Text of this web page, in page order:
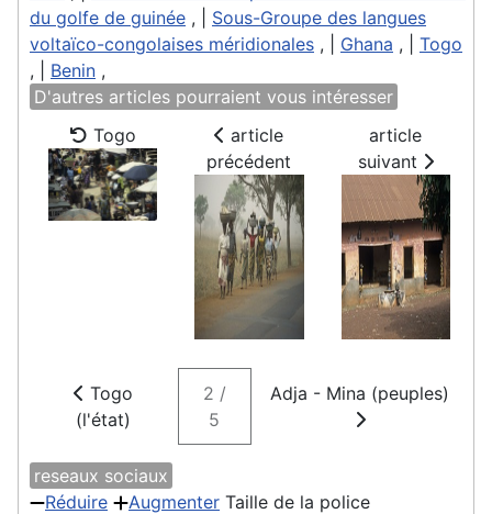
du golfe de guinée , | Sous-Groupe des langues
voltaïco-congolaises méridionales , | Ghana , | Togo
, | Benin ,
D'autres articles pourraient vous intéresser
Togo
article
précédent
article
suivant
Togo
(l'état)
2 /
5
Adja - Mina (peuples)
reseaux sociaux
Réduire
Augmenter Taille de la police